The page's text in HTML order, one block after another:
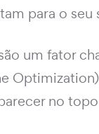
para o seu
um fator
no